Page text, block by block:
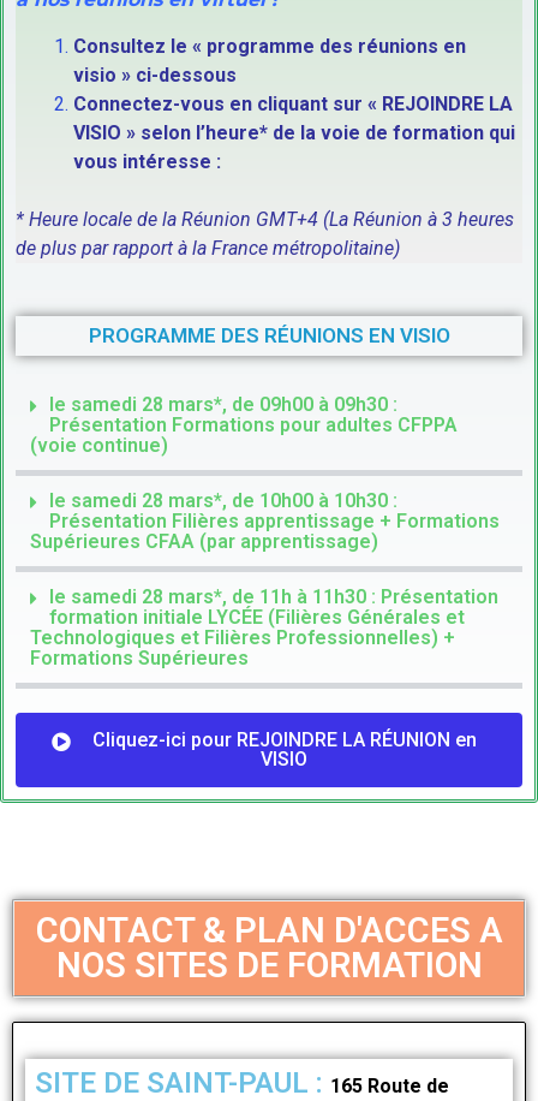
Consultez le « programme des réunions en
visio » ci-dessous
Connectez-vous en cliquant sur « REJOINDRE LA
VISIO » selon l’heure* de la voie de formation qui
vous intéresse :
* Heure locale de la Réunion GMT+4 (La Réunion à 3 heures
de plus par rapport à la France métropolitaine)
PROGRAMME DES RÉUNIONS EN VISIO
le samedi 28 mars*, de 09h00 à 09h30 :
Présentation Formations pour adultes CFPPA
(voie continue)
le samedi 28 mars*, de 10h00 à 10h30 :
Présentation Filières apprentissage + Formations
Supérieures CFAA (par apprentissage)
le samedi 28 mars*, de 11h à 11h30 : Présentation
formation initiale LYCÉE (Filières Générales et
Technologiques et Filières Professionnelles) +
Formations Supérieures
Cliquez-ici pour REJOINDRE LA RÉUNION en
VISIO
CONTACT & PLAN D'ACCES A
NOS SITES DE FORMATION
SITE DE SAINT-PAUL : 165 Route de